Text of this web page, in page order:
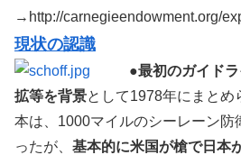
→http://carnegieendowment.org/
現状の認識
●最初のガイド
拡等を背景として1978年にまとめ
本は、1000マイルのシーレーン防
ったが、 基本的に米国が槍で日本